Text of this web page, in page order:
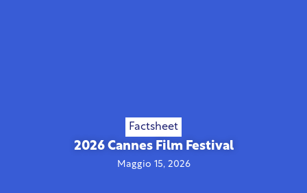
Factsheet
2026 Cannes Film Festival
Maggio 15, 2026